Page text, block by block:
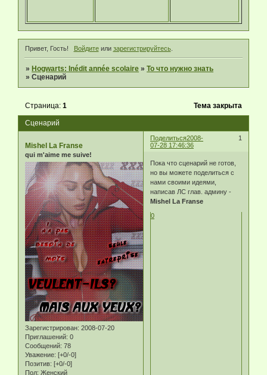
Привет, Гость! Войдитеили зарегистрируйтесь.
»Hogwarts: Inédit année scolaire »То что нужно знать
»Сценарий
Сценарий
Страница:1 Тема закрыта
Поделиться 1
2008-
07-28 17:46:36
Mishel La Franse
qui m'aime me suive!
Зарегистрирован: 2008-07-20
Приглашений: 0
Сообщений: 78
Уважение: [+0/-0]
Позитив: [+0/-0]
Пол: Женский
Пока что сценарий не готов,
но вы можете поделиться с
нами своими идеями,
написав ЛС глав. админу -
Mishel La Franse
0